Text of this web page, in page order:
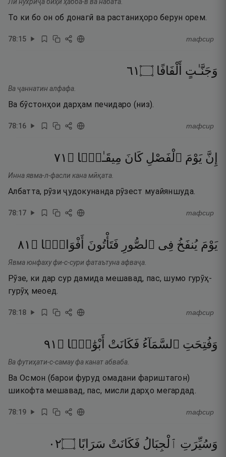
То ки бо он об донагӣ ва растаниҳоро берун орем.
78:15 тафсир
وَجَنَّـٰتٍ أَلْفَافًا ۝١٦
Ва ҷаннатин алфафа.
Ва бӯстонҳои дарҳам печидаро (низ).
78:16 тафсир
إِنَّ يَوْمَ ٱلْفَصْلِ كَانَ مِيقَـٰتًۭا ۝ ١٧
Инна явма-л-фасли кана мӣқата.
Албатта, рӯзи ҷудокунанда рӯзест муайяншуда.
78:17 тафсир
يَوْمَ يُنفَخُ فِى ٱلصُّورِ فَتَأْتُونَ أَفْوَاجًۭا ۝ ١٨
Явма юнфаху фи-с-сури фатаътуна афваҷа.
Рӯзе, ки дар сур дамида мешавад, пас, шумо гурӯҳ-
гурӯҳ меоед.
78:18 тафсир
وَفُتِحَتِ ٱلسَّمَآءُ فَكَانَتْ أَبْوَٰبًۭا ۝ ١٩
Ва футиҳати-с-самау фа канат абваба.
Ва Осмон (барои фуруд омадани фариштагон)
шикофта мешавад, пас, мисли дарҳо мегардад.
78:19 тафсир
وَسُيِّرَتِ ٱلْجِبَالُ فَكَانَتْ سَرَابًا ۝٢٠